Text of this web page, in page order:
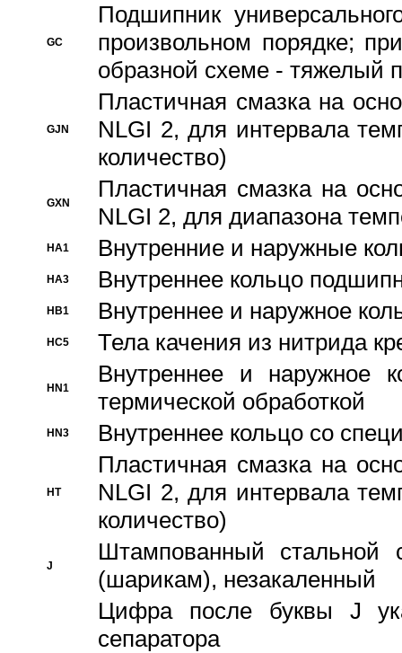
GC
Подшипник
произвольном порядке;
образной схеме - тяжелый
GJN
Пластичная смазка на
NLGI 2, для интервала
количество)
GXN
Пластичная смазка на
NLGI 2, для диапазона
HA1 Внутренние и наружные
HA3 Bнутреннее кольцо
HB1 Bнутреннее и наружное
HC5 Тела качения из нитрида
HN1
Bнутреннее и наружное
термической обработкой
HN3 Внутреннее кольцо со
HT
Пластичная смазка на
NLGI 2, для интервала
количество)
J
Штампованный стальной
(шарикам), незакаленный
Цифра после буквы J
сепаратора